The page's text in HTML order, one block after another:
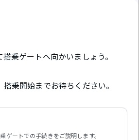
乗ゲートへ向かいましょう。
乗開始までお待ちください。
ゲートでの手続きをご説明します。